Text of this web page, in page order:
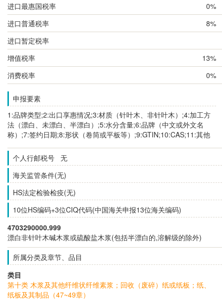
进口最惠国税率
0%
进口普通税率
8%
进口暂定税率
增值税率
13%
消费税率
0%
申报要素
1:品牌类型;2:出口享惠情况;3:材质（针叶木、非针叶木）;4:加工方
法（漂白、未漂白、半漂白）;5:水分含量;6:品牌（中文或外文名
称）;7:签约日期;8:形状（卷筒或平板等）;9:GTIN;10:CAS;11:其他
个人行邮税号 无
海关监管条件(无)
HS法定检验检疫(无)
10位HS编码+3位CIQ代码(中国海关申报13位海关编码)
4703290000.999
漂白非针叶木碱木浆或硫酸盐木浆(包括半漂白的,溶解级的除外)
所属分类及章节、品目
类目
第十类 木浆及其他纤维状纤维素浆；回收（废碎）纸或纸板；纸、
纸板及其制品（47~49章）